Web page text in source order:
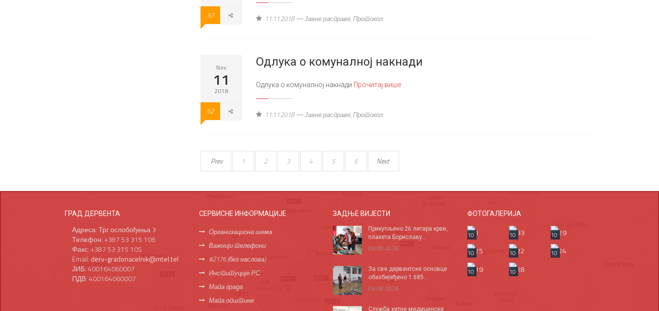
37 11.11.2018 Јавне расправе,Протокол
Nov
11
2018
52
Одлука о комуналној накнади
Одлука о комуналној накнади Прочитај више
11.11.2018 Јавне расправе,Протокол
Prev 1 2 3 4 5 6 Next
ГРАД ДЕРВЕНТА
Адреса: Трг ослобођења 3
Телефон: +387 53 315 106
Факс: +387 53 315 105
Email: derv-gradonacelnik@mtel.tel
ЈИБ: 400164060007
ПДВ: 400164060007
СЕРВИСНЕ ИНФОРМАЦИЈЕ
Организациона шема
Важнији телефони
#2176 (без наслова)
Институције РС
Мапа града
Мапа општине
ЗАДЊЕ ВИЈЕСТИ
Прикупљено 26 литара крви,
плакета Бориславу...
06.08.2026
За све дервентске основце
обезбијеђено 1.685...
06.08.2026
Служба хитне медицинске
ФОТОГАЛЕРИЈА
10 10
10
10
10
10
10
10